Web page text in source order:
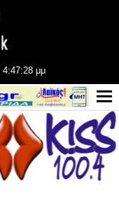
4:47:30 μμ